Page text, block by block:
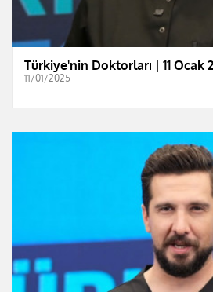
Türkiye'nin Doktorları | 11 Ocak
11/01/2025